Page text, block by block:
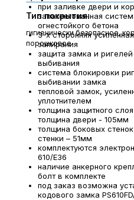
при заливке двери и
запатентованная
огнестойкого бетона
3-х сторонняя
запирания
защита замка и
выбивания
система блокировки
выбивании замка
тепловой замок,
уплотнителем
толщина защитного
толщина двери - 105мм
толщина боковых
стенки – 51мм
комплектуются
610/E36
наличие анкерного
болт в комплекте
под заказ возможна
кодового замка
гигиенически безопасное,
порошковое
Тип покрытия: